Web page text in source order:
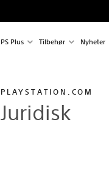
PS Plus Tilbehør Nyheter
PLAYSTATION.COM
Juridisk